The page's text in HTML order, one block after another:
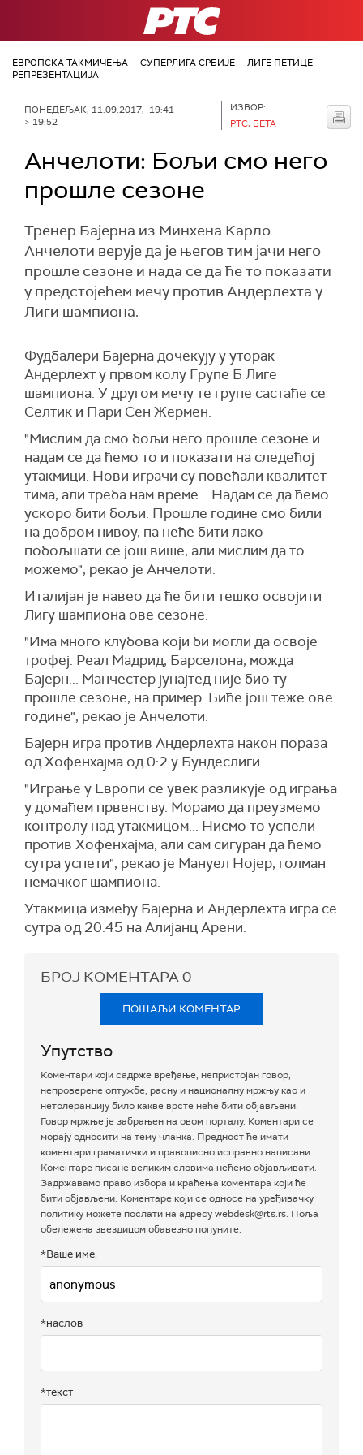
РТС
ЕВРОПСКА ТАКМИЧЕЊА СУПЕРЛИГА СРБИЈЕ
ЛИГЕ ПЕТИЦЕ
РЕПРЕЗЕНТАЦИЈА
ПОНЕДЕЉАК, 11.09.2017, 19:41 -
> 19:52
ИЗВОР:
РТС, БЕТА
Анчелоти: Бољи смо него
прошле сезоне
Тренер Бајерна из Минхена Карло
Анчелоти верује да је његов тим јачи него
прошле сезоне и нада се да ће то показати
у предстојећем мечу против Андерлехта у
Лиги шампиона.
Фудбалери Бајерна дочекују у уторак
Андерлехт у првом колу Групе Б Лиге
шампиона. У другом мечу те групе састаће се
Селтик и Пари Сен Жермен.
"Мислим да смо бољи него прошле сезоне и
надам се да ћемо то и показати на следећој
утакмици. Нови играчи су повећали квалитет
тима, али треба нам време... Надам се да ћемо
ускоро бити бољи. Прошле године смо били
на добром нивоу, па неће бити лако
побољшати се још више, али мислим да то
можемо", рекао је Анчелоти.
Италијан је навео да ће бити тешко освојити
Лигу шампиона ове сезоне.
"Има много клубова који би могли да освоје
трофеј. Реал Мадрид, Барселона, можда
Бајерн... Манчестер јунајтед није био ту
прошле сезоне, на пример. Биће још теже ове
године", рекао је Анчелоти.
Бајерн игра против Андерлехта након пораза
од Хофенхајма од 0:2 у Бундеслиги.
"Играње у Европи се увек разликује од играња
у домаћем првенству. Морамо да преузмемо
контролу над утакмицом... Нисмо то успели
против Хофенхајма, али сам сигуран да ћемо
сутра успети", рекао је Мануел Нојер, голман
немачког шампиона.
Утакмица између Бајерна и Андерлехта игра се
сутра од 20.45 на Алијанц Арени.
БРОЈ КОМЕНТАРА0
ПОШАЉИ КОМЕНТАР
Упутство
Коментари који садрже вређање, непристојан говор,
непроверене оптужбе, расну и националну мржњу као и
нетолеранцију било какве врсте неће бити објављени.
Говор мржње је забрањен на овом порталу. Коментари се
морају односити на тему чланка. Предност ће имати
коментари граматички и правописно исправно написани.
Коментаре писане великим словима нећемо објављивати.
Задржавамо право избора и краћења коментара који ће
бити објављени. Коментаре који се односе на уређивачку
политику можете послати на адресу webdesk@rts.rs. Поља
обележена звездицом обавезно попуните.
*Ваше име:
*наслов
*текст